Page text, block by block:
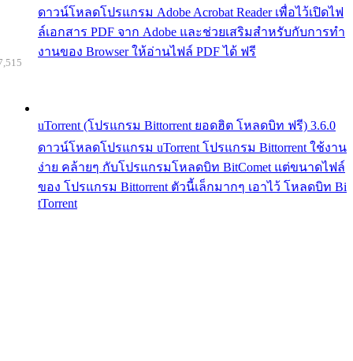
ดาวน์โหลดโปรแกรม Adobe Acrobat Reader เพื่อไว้เปิดไฟ
ล์เอกสาร PDF จาก Adobe และช่วยเสริมสำหรับกับการทำ
งานของ Browser ให้อ่านไฟล์ PDF ได้ ฟรี
uTorrent (โปรแกรม Bittorrent ยอดฮิต โหลดบิท ฟรี) 3.6.0
ดาวน์โหลดโปรแกรม uTorrent โปรแกรม Bittorrent ใช้งาน
ง่าย คล้ายๆ กับโปรแกรมโหลดบิท BitComet แต่ขนาดไฟล์
ของ โปรแกรม Bittorrent ตัวนี้เล็กมากๆ เอาไว้ โหลดบิท Bi
tTorrent